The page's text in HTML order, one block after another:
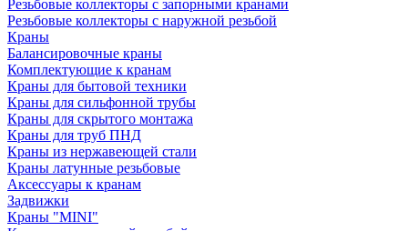
Резьбовые коллекторы с запорными кранами
Резьбовые коллекторы с наружной резьбой
Краны
Балансировочные краны
Комплектующие к кранам
Краны для бытовой техники
Краны для сильфонной трубы
Краны для скрытого монтажа
Краны для труб ПНД
Краны из нержавеющей стали
Краны латунные резьбовые
Аксессуары к кранам
Задвижки
Краны "MINI"